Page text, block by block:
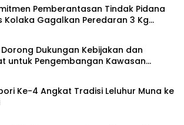
Pemberantasan Tindak Pidana
Kolaka Gagalkan Peredaran 3 Kg
Dukungan Kebijakan dan
untuk Pengembangan Kawasan
Ke-4 Angkat Tradisi Leluhur Muna ke